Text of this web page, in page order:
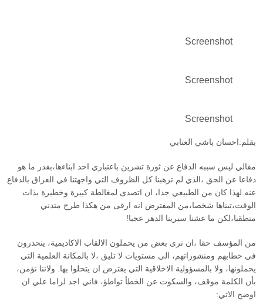
Screenshot
Screenshot
Screenshot
بقلم:احسان باشي العتابي
مقالي ليس سببه الدفاع عن ثورة تشرين باعتباري احد ابناءها،بقدر ما هو
دفاعا عن الحق ،الذي لم ترهبنا كل الظروف التي واجهتنا في العراق بالدفاع
عنه.لهذا كان من الطبيعي جدا، ان اتصدى لمغالطة كبيرة وخطيرة بذات
الوقت،تبناها شخصا،من المفترض انه ارقى من هكذا طرح متدني
منطقيا،لكن ما عشنا سيرينا الدهر عجبا!
من المؤسف حقا ،ان نرى بعض من يحملون الالقاب الاكاديمية، ينحدرون
في خطابهم ومنشوراتهم، الى مستويات لا تليق ،لا بالمكانة العلمية التي
يحملونها، ولا بالمسؤولية الاخلاقية التي يفترض ان يتحلوا بها. ولاننا نؤمن،
بأن الكلمة موقف، والسكوت عن الخطأ تواطؤ، فاني اجد لزاما علي ان
اوضح الاتي: